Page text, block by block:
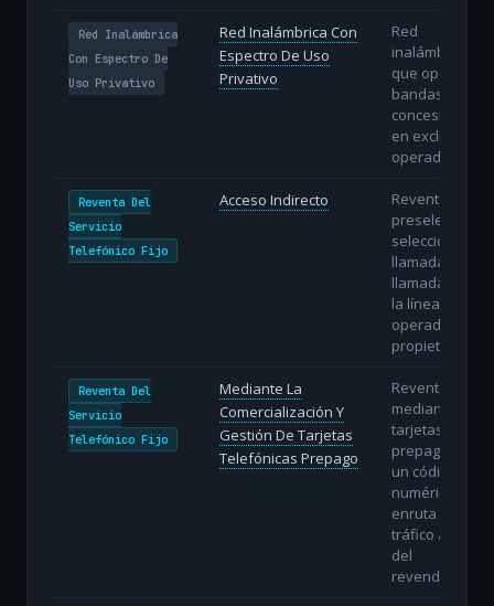
Red Inalámbrica
Con Espectro De
Uso Privativo
Red Inalámbrica Con
Espectro De Uso
Privativo
Red
inalámbrica
que opera en
bandas
concesionadas
en exclusiva al
operador.
Reventa Del
Servicio
Telefónico Fijo
Acceso Indirecto
Reventa con
preselección o
selección
llamada a
llamada sobre
la línea del
operador
propietario.
Reventa Del
Servicio
Telefónico Fijo
Mediante La
Comercialización Y
Gestión De Tarjetas
Telefónicas Prepago
Reventa
mediante
tarjetas de
prepago con
un código
numérico que
enruta el
tráfico a la red
del
revendedor.